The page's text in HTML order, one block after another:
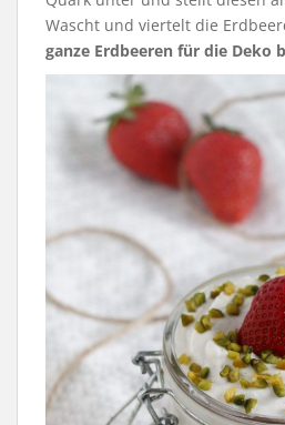
Wascht und viertelt die
ganze Erdbeeren für die Deko